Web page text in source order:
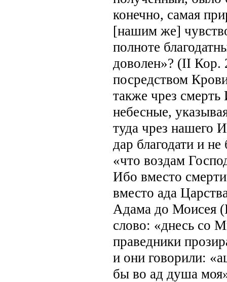
конечно, самая
[нашим же]
полноте
доволен»? (II Кор.
посредством
также чрез
небесные,
туда чрез нашего
дар благодати и не
«что воздам
Ибо вместо
вместо ада
Адама до Моисея
слово: «днесь со
праведники
и они говорили:
бы во ад душа